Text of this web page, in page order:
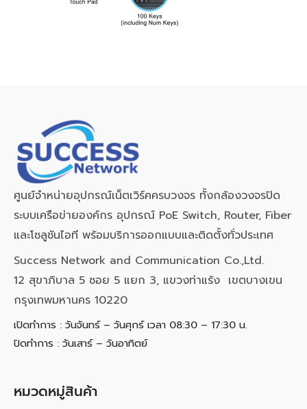
ศูนย์จำหน่ายอุปกรณ์เน็ตเวิร์คครบวงจร ทั้งกล้องวงจรปิด
ระบบเครือข่ายองค์กร อุปกรณ์ PoE Switch, Router, Fiber
และโซลูชันไอที พร้อมบริการออกแบบและติดตั้งทั่วประเทศ
Success Network and Communication Co.,Ltd.
12 สุขาภิบาล 5 ซอย 5 แยก 3, แขวงท่าแร้ง เขตบางเขน
กรุงเทพมหานคร 10220
เปิดทำการ : วันจันทร์ – วันศุกร์ เวลา 08:30 – 17:30 น.
ปิดทำการ : วันเสาร์ – วันอาทิตย์
หมวดหมู่สินค้า